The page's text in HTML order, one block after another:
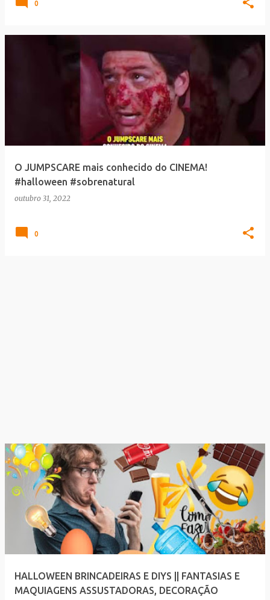
0
O JUMPSCARE mais conhecido do CINEMA!
#halloween #sobrenatural
outubro 31, 2022
0
HALLOWEEN BRINCADEIRAS E DIYS || FANTASIAS E
MAQUIAGENS ASSUSTADORAS, DECORAÇÃO